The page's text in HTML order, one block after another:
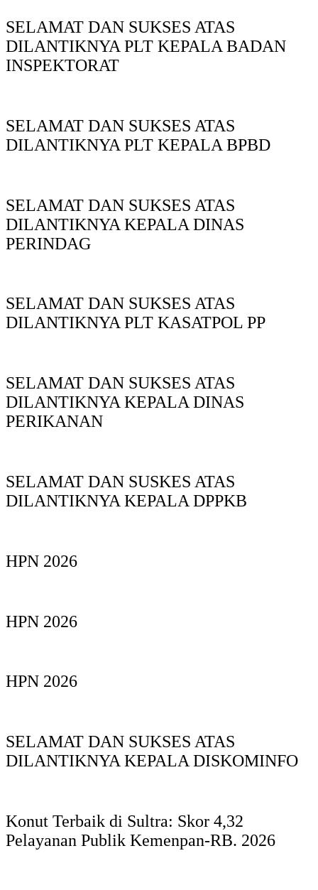
SELAMAT DAN SUKSES ATAS
DILANTIKNYA PLT KEPALA BADAN
INSPEKTORAT
SELAMAT DAN SUKSES ATAS
DILANTIKNYA PLT KEPALA BPBD
SELAMAT DAN SUKSES ATAS
DILANTIKNYA KEPALA DINAS
PERINDAG
SELAMAT DAN SUKSES ATAS
DILANTIKNYA PLT KASATPOL PP
SELAMAT DAN SUKSES ATAS
DILANTIKNYA KEPALA DINAS
PERIKANAN
SELAMAT DAN SUSKES ATAS
DILANTIKNYA KEPALA DPPKB
HPN 2026
HPN 2026
HPN 2026
SELAMAT DAN SUKSES ATAS
DILANTIKNYA KEPALA DISKOMINFO
Konut Terbaik di Sultra: Skor 4,32
Pelayanan Publik Kemenpan-RB. 2026